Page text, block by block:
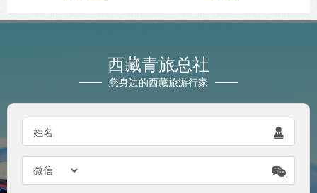
西藏青旅总社
您身边的西藏旅游行家
姓名 
